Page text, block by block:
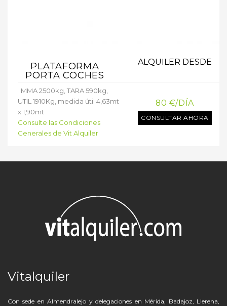
PLATAFORMA
PORTA COCHES
ALQUILER DESDE
MMA 2500kg, TARA 590kg,
UTIL 1910Kg, medida útil 4,63mt
x 1,90mt
Consulte las Condiciones
Generales de Vit Alquiler
80 €/DÍA
CONSULTAR AHORA
Vitalquiler
Con sede en Almendralejo y delegaciones en Mérida, Badajoz, Llerena,